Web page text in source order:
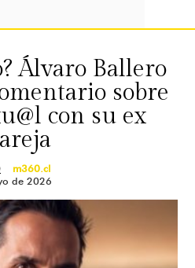
Álvaro Ballero
sobre
con su ex
m360.cl
de 2026